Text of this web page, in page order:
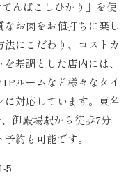
んばこしひかり」を使
お肉をお値打ちに楽し
にこだわり、コストカ
基調とした店内には、
ルームなど様々なタイ
に対応しています。東名
御殿場駅から徒歩7分
約も可能です。
5